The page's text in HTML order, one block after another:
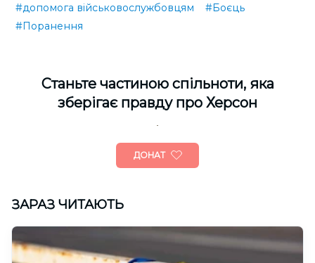
#допомога військовослужбовцям
#Боєць
#Поранення
Cтаньте частиною спільноти, яка
зберігає правду про Херсон
ДОНАТ
ЗАРАЗ ЧИТАЮТЬ